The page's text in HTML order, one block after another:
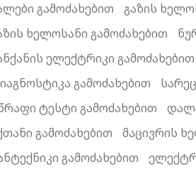
გამოძახებით გაზის
ხელოსანი გამოძახებით
ელექტრიკი გამოძახებით
გამოძახებით
ტესტი გამოძახებით
გამოძახებით
მაცივრის
გამოძახებით